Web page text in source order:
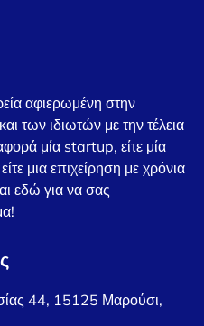
αφιερωμένη στην
των ιδιωτών με την τέλεια
μία startup, είτε μία
μια επιχείρηση με χρόνια
εδώ για να σας
44, 15125 Μαρούσι,